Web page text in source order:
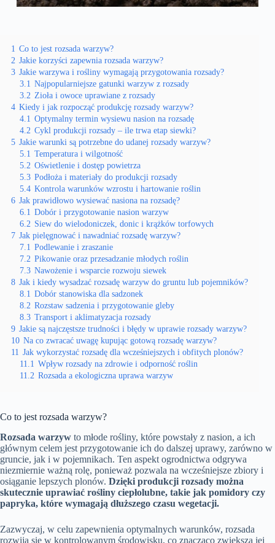
1 Co to jest rozsada warzyw?
2 Jakie korzyści zapewnia rozsada warzyw?
3 Jakie warzywa i rośliny wymagają przygotowania rozsady?
3.1 Najpopularniejsze gatunki warzyw z rozsady
3.2 Zioła i owoce uprawiane z rozsady
4 Kiedy i jak rozpocząć produkcję rozsady warzyw?
4.1 Optymalny termin wysiewu nasion na rozsadę
4.2 Cykl produkcji rozsady – ile trwa etap siewki?
5 Jakie warunki są potrzebne do udanej rozsady warzyw?
5.1 Temperatura i wilgotność
5.2 Oświetlenie i dostęp powietrza
5.3 Podłoża i materiały do produkcji rozsady
5.4 Kontrola warunków wzrostu i hartowanie roślin
6 Jak prawidłowo wysiewać nasiona na rozsadę?
6.1 Dobór i przygotowanie nasion warzyw
6.2 Siew do wielodoniczek, donic i krążków torfowych
7 Jak pielęgnować i nawadniać rozsadę warzyw?
7.1 Podlewanie i zraszanie
7.2 Pikowanie oraz przesadzanie młodych roślin
7.3 Nawożenie i wsparcie rozwoju siewek
8 Jak i kiedy wysadzać rozsadę warzyw do gruntu lub pojemników?
8.1 Dobór stanowiska dla sadzonek
8.2 Rozstaw sadzenia i przygotowanie gleby
8.3 Transport i aklimatyzacja rozsady
9 Jakie są najczęstsze trudności i błędy w uprawie rozsady warzyw?
10 Na co zwracać uwagę kupując gotową rozsadę warzyw?
11 Jak wykorzystać rozsadę dla wcześniejszych i obfitych plonów?
11.1 Wpływ rozsady na zdrowie i odporność roślin
11.2 Rozsada a ekologiczna uprawa warzyw
Co to jest rozsada warzyw?
Rozsada warzyw to młode rośliny, które powstały z nasion, a ich
głównym celem jest przygotowanie ich do dalszej uprawy, zarówno w
gruncie, jak i w pojemnikach. Ten aspekt ogrodnictwa odgrywa
niezmiernie ważną rolę, ponieważ pozwala na wcześniejsze zbiory i
osiąganie lepszych plonów. Dzięki produkcji rozsady można
skutecznie uprawiać rośliny ciepłolubne, takie jak pomidory czy
papryka, które wymagają dłuższego czasu wegetacji.
Zazwyczaj, w celu zapewnienia optymalnych warunków, rozsada
rozwija się w kontrolowanym środowisku, co znacząco zwiększa jej